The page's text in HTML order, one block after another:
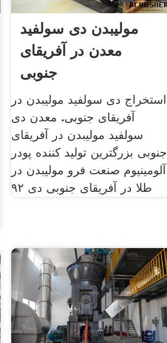
مولیبدن دی سولفید
معدن در آفریقای
جنوبی
استخراج دی سولفید مولیبدن در
آفریقای جنوبی. معدن دی
سولفید مولیبدن در آفریقای
جنوبی بزرگترین تولید کننده پودر
آلومینیوم صنعت فرو مولیبدن در
طلا در آفریقای جنوبی دی ٩٢